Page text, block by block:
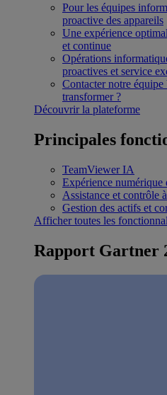
Pour les équipes
proactive des appareils
Une expérience
et continue
Opérations
proactives et service
Contacter notre équipe
transformer ?
Découvrir la plateforme
Principales
TeamViewer IA
Expérience numérique
Assistance et contrôle
Gestion des actifs et
Afficher toutes les
Rapport Gartner